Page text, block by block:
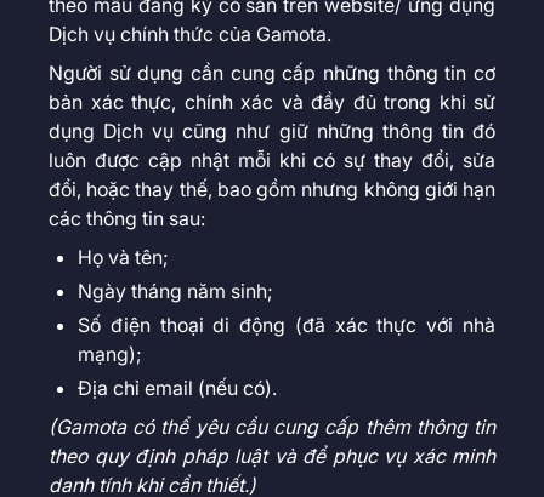
theo mẫu đăng ký có sẵn trên website/ ứng dụng
Dịch vụ chính thức của Gamota.
Người sử dụng cần cung cấp những thông tin cơ
bản xác thực, chính xác và đầy đủ trong khi sử
dụng Dịch vụ cũng như giữ những thông tin đó
luôn được cập nhật mỗi khi có sự thay đổi, sửa
đổi, hoặc thay thế, bao gồm nhưng không giới hạn
các thông tin sau:
Họ và tên;
Ngày tháng năm sinh;
Số điện thoại di động (đã xác thực với nhà
mạng);
Địa chỉ email (nếu có).
(Gamota có thể yêu cầu cung cấp thêm thông tin
theo quy định pháp luật và để phục vụ xác minh
danh tính khi cần thiết.)